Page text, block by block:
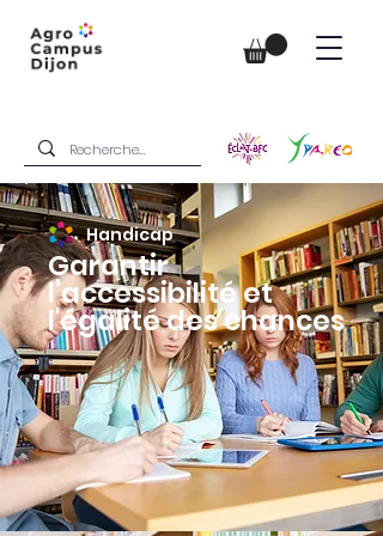
Handicap
Garantir
l’accessibilité et
l'égalité des chances